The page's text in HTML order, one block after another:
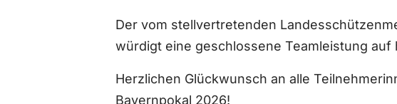
Der vom stellvertretenden
würdigt eine geschlossene Teamleistung
Herzlichen Glückwunsch an alle
Bayernpokal 2026!